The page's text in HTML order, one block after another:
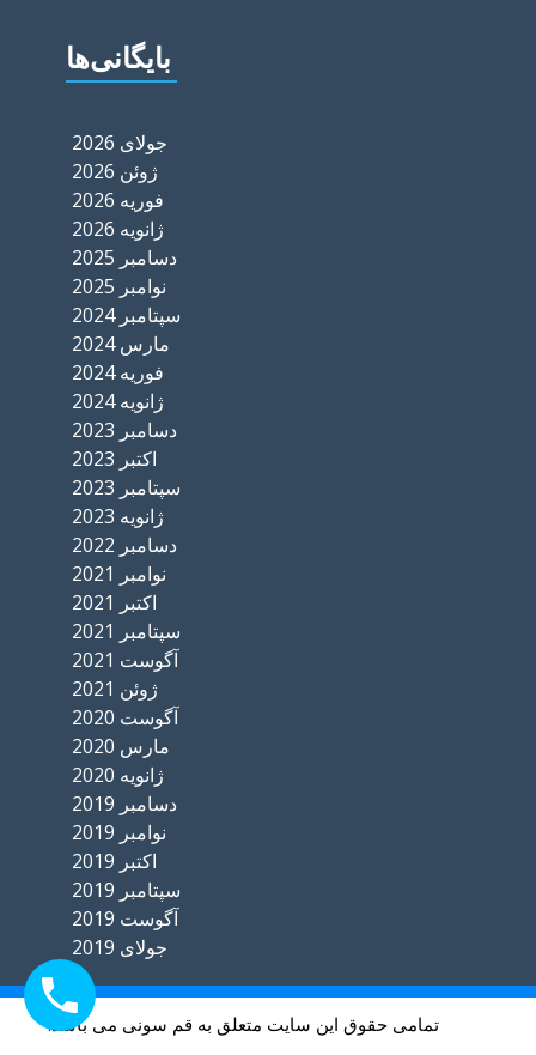
بایگانی‌ها
جولای 2026
ژوئن 2026
فوریه 2026
ژانویه 2026
دسامبر 2025
نوامبر 2025
سپتامبر 2024
مارس 2024
فوریه 2024
ژانویه 2024
دسامبر 2023
اکتبر 2023
سپتامبر 2023
ژانویه 2023
دسامبر 2022
نوامبر 2021
اکتبر 2021
سپتامبر 2021
آگوست 2021
ژوئن 2021
آگوست 2020
مارس 2020
ژانویه 2020
دسامبر 2019
نوامبر 2019
اکتبر 2019
سپتامبر 2019
آگوست 2019
جولای 2019
تمامی حقوق این سایت متعلق به قم سونی می باشد.